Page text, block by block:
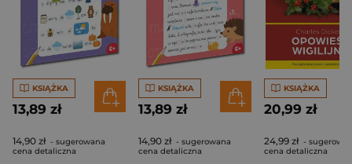
KSIĄŻKA
13,89 zł
14,90 zł - sugerowana
cena detaliczna
KSIĄŻKA
13,89 zł
14,90 zł - sugerowana
cena detaliczna
KSIĄŻKA
20,99 zł
24,99 zł -
cena detaliczna